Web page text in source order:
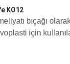
KO12
bıçağı
için